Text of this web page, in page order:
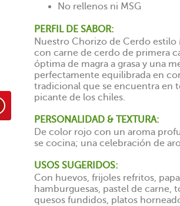
No rellenos ni MSG
PERFIL DE SABOR:
Nuestro Chorizo de Cerdo
con carne de cerdo de primera
óptima de magra a grasa y una
perfectamente equilibrada en
tradicional que se encuentra en
picante de los chiles.
PERSONALIDAD & TEXTURA:
De color rojo con un aroma
se cocina; una celebración de
USOS SUGERIDOS:
Con huevos, frijoles refritos,
hamburguesas, pastel de carne,
quesos fundidos, platos